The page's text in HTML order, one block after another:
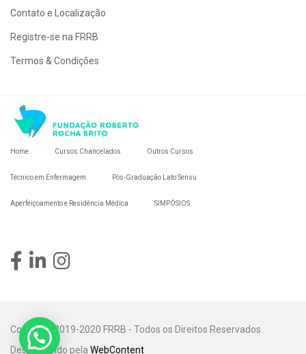
Contato e Localização
Registre-se na FRRB
Termos & Condições
Home Cursos Chancelados Outros Cursos
Técnico em Enfermagem Pós-Graduação Lato Sensu
Aperfeiçoamento e Residência Médica SIMPÓSIOS
Copyright 2019-2020 FRRB - Todos os Direitos Reservados.
Desenvolvido pela WebContent